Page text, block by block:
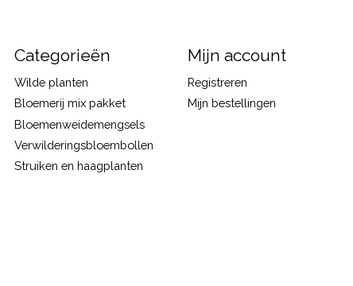
Categorieën
Wilde planten
Bloemerij mix pakket
Bloemenweidemengsels
Verwilderingsbloembollen
Struiken en haagplanten
Mijn account
Registreren
Mijn bestellingen